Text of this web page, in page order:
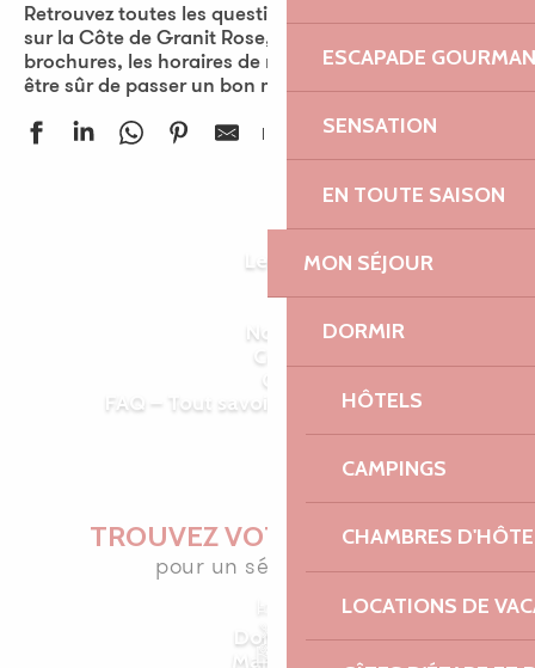
ESCAPADE
SENSATION
EN TOUTE SAISON
MON SÉJOUR
DORMIR
HÔTELS
CAMPINGS
CHAMBRES
LOCATIONS DE
Retrouvez toutes les questions que l’on peut se poser
sur la Côte de Granit Rose, mais aussi nos
brochures, les horaires de marées et notre FAQ pour
être sûr de passer un bon moment en Bretagne !
Ajouter aux
Se déplacer
Les horaires des marées
Nos offices de tourisme
Commerces et services
Où louer des Vélek’tro
Newsletter
FAQ – Tout savoir sur la Côte de Granit
Rose
TROUVEZ VOTRE ADRESSE
pour un séjour réussi
Dormir
Manger